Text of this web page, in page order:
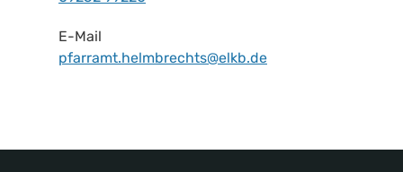
E-Mail
pfarramt.helmbrechts@elkb.de